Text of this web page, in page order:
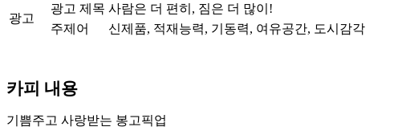
광고
광고 제목 사람은 더 편히, 짐은 더 많이!
주제어
신제품, 적재능력, 기동력, 여유공간, 도시감각
카피 내용
기쁨주고 사랑받는 봉고픽업